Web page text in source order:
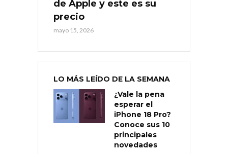
de Apple y este es su
precio
mayo 15, 2026
LO MÁS LEÍDO DE LA SEMANA
¿Vale la pena
esperar el
iPhone 18 Pro?
Conoce sus 10
principales
novedades